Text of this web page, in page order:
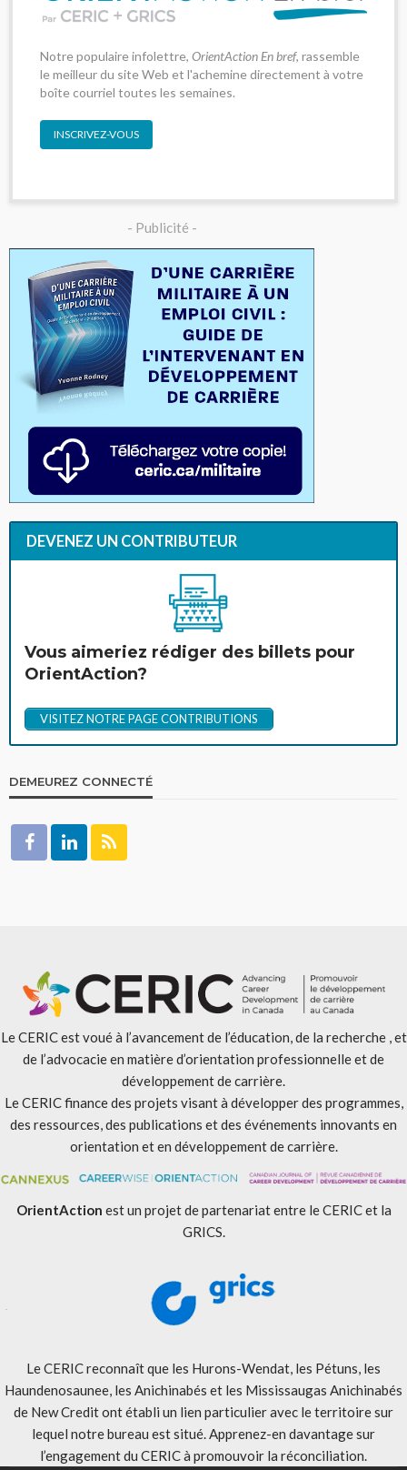
Notre populaire infolettre, OrientAction En bref, rassemble
le meilleur du site Web et l'achemine directement à votre
boîte courriel toutes les semaines.
INSCRIVEZ-VOUS
- Publicité -
DEVENEZ UN CONTRIBUTEUR
Vous aimeriez rédiger des billets pour
OrientAction?
VISITEZ NOTRE PAGE CONTRIBUTIONS
DEMEUREZ CONNECTÉ
Le CERIC est voué à l’avancement de l’éducation, de la recherche , et
de l’advocacie en matière d’orientation professionnelle et de
développement de carrière.
Le CERIC finance des projets visant à développer des programmes,
des ressources, des publications et des événements innovants en
orientation et en développement de carrière.
OrientAction est un projet de partenariat entre le CERIC et la
GRICS.
Le CERIC reconnaît que les Hurons-Wendat, les Pétuns, les
Haundenosaunee, les Anichinabés et les Mississaugas Anichinabés
de New Credit ont établi un lien particulier avec le territoire sur
lequel notre bureau est situé. Apprenez-en davantage sur
l’engagement du CERIC à promouvoir la réconciliation.